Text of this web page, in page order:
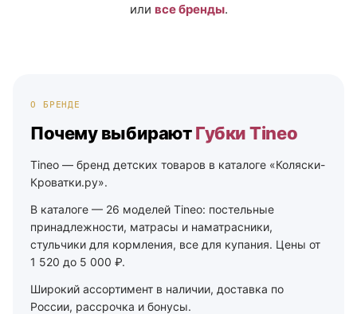
или все бренды.
О БРЕНДЕ
Почему выбираютГубки Tineo
Tineo — бренд детских товаров в каталоге «Коляски-
Кроватки.ру».
В каталоге — 26 моделей Tineo: постельные
принадлежности, матрасы и наматрасники,
стульчики для кормления, все для купания. Цены от
1 520 до 5 000 ₽.
Широкий ассортимент в наличии, доставка по
России, рассрочка и бонусы.